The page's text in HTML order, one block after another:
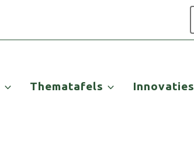
Thematafels Innovaties